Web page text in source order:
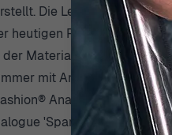
Die Leidenschaft,
heutigen Frauen, indem
Materialauswahl bis
mit Anmut und Würde
Analogue 'Sparkle
'Sparkle Chic'